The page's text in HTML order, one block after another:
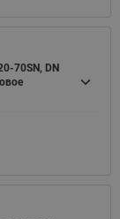
70SN, DN